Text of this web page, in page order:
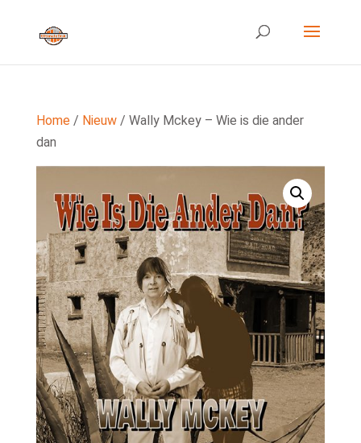
Home/ Nieuw/ Wally Mckey – Wie is die ander
dan